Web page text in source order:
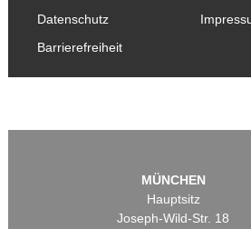
Datenschutz
Barrierefreiheit
MÜNCHEN
Hauptsitz
Joseph-Wild-Str. 18